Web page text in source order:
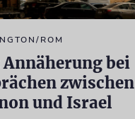
ROM
Annäherung bei
zwischen
und Israel